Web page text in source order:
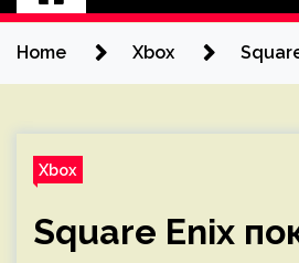
Home Xbox
Xbox
Square Enix